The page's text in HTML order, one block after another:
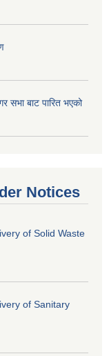
बाट पारित भएको
Notices
of Solid Waste
of Sanitary